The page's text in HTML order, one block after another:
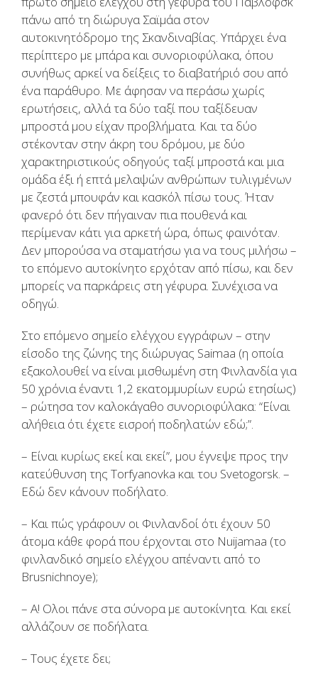
πάνω από τη διώρυγα Σαϊμάα στον
αυτοκινητόδρομο της Σκανδιναβίας. Υπάρχει ένα
περίπτερο με μπάρα και συνοριοφύλακα, όπου
συνήθως αρκεί να δείξεις το διαβατήριό σου από
ένα παράθυρο. Με άφησαν να περάσω χωρίς
ερωτήσεις, αλλά τα δύο ταξί που ταξίδευαν
μπροστά μου είχαν προβλήματα. Και τα δύο
στέκονταν στην άκρη του δρόμου, με δύο
χαρακτηριστικούς οδηγούς ταξί μπροστά και μια
ομάδα έξι ή επτά μελαψών ανθρώπων τυλιγμένων
με ζεστά μπουφάν και κασκόλ πίσω τους. Ήταν
φανερό ότι δεν πήγαιναν πια πουθενά και
περίμεναν κάτι για αρκετή ώρα, όπως φαινόταν.
Δεν μπορούσα να σταματήσω για να τους μιλήσω –
το επόμενο αυτοκίνητο ερχόταν από πίσω, και δεν
μπορείς να παρκάρεις στη γέφυρα. Συνέχισα να
οδηγώ.
Στο επόμενο σημείο ελέγχου εγγράφων – στην
είσοδο της ζώνης της διώρυγας Saimaa (η οποία
εξακολουθεί να είναι μισθωμένη στη Φινλανδία για
50 χρόνια έναντι 1,2 εκατομμυρίων ευρώ ετησίως)
– ρώτησα τον καλοκάγαθο συνοριοφύλακα: “Είναι
αλήθεια ότι έχετε εισροή ποδηλατών εδώ;”.
– Είναι κυρίως εκεί και εκεί”, μου έγνεψε προς την
κατεύθυνση της Torfyanovka και του Svetogorsk. –
Εδώ δεν κάνουν ποδήλατο.
– Και πώς γράφουν οι Φινλανδοί ότι έχουν 50
άτομα κάθε φορά που έρχονται στο Nuijamaa (το
φινλανδικό σημείο ελέγχου απέναντι από το
Brusnichnoye);
– Α! Ολοι πάνε στα σύνορα με αυτοκίνητα. Και εκεί
αλλάζουν σε ποδήλατα.
– Τους έχετε δει;